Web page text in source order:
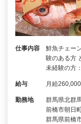
仕事内容
鮮魚チェー
験のある方
未経験の方
給与 月給
勤務地
群馬県北群
前橋市朝日
群馬県前橋